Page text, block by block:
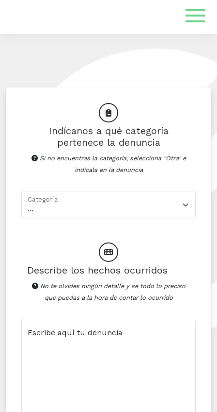
Indícanos a qué categoría
pertenece la denuncia
Si no encuentras la categoría, selecciona "Otra" e
indícala en la denuncia
Categoría
Describe los hechos ocurridos
No te olvides ningún detalle y se todo lo preciso
que puedas a la hora de contar lo ocurrido
Escribe aquí tu denuncia